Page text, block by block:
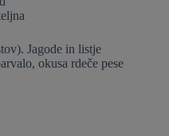
Jagode in listje
okusa rdeče pese